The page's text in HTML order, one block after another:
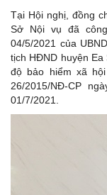
Tại Hội nghị, đồng
Sở Nội vụ đã
04/5/2021 của
tịch HĐND huyện
độ bảo hiểm xã
26/2015/NĐ-CP
01/7/2021.